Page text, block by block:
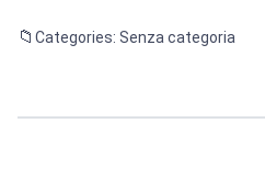
Categories: Senza categoria